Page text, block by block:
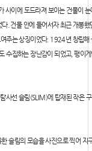
이에 도드라져 보이는 건물이
. 건물 안에 들어서자 최근 개봉
주는 상징이었다. 1924년 창립
수집하는 장난감이 되었고, 팽이
사선 슬림(SLIM)에 탑재된 작은
슬림의 모습을 사진으로 찍어